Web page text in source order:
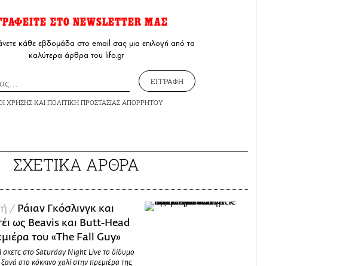
ΣΤΟ NEWSLETTER ΜΑΣ
κάθε εβδομάδα στο email σας μια επιλογή από τα
καλύτερα άρθρα του lifo.gr
ΕΓΓΡΑΦΗ
ΧΡΗΣΗΣΚΑΙ ΠΟΛΙΤΙΚΗ ΠΡΟΣΤΑΣΙΑΣ ΑΠΟΡΡΗΤΟΥ
ΣΧΕΤΙΚΑ ΑΡΘΡΑ
/ Ράιαν Γκόσλινγκ και
ως Beavis και Butt-Head
του «The Fall Guy»
στο Saturday Night Live το δίδυμο
στο κόκκινο χαλί στην πρεμιέρα της